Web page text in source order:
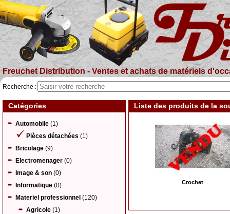
Freuchet Distribution - Ventes et achats de matériels
Recherche :
Catégories
Automobile (1)
Pièces détachées (1)
Bricolage (9)
Electromenager (0)
Image & son (0)
Informatique (0)
Materiel professionnel (120)
Agricole (1)
Liste des produits de la
Crochet